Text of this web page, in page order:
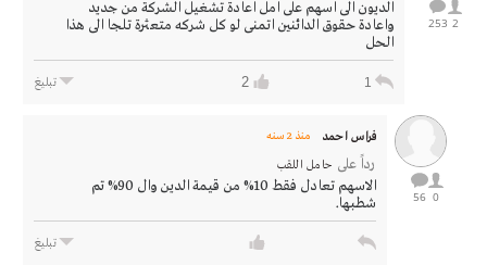
2
253
الديون الى اسهم على امل اعادة تشغيل الشركة من جديد
واعادة حقوق الدائنين اتمنى لو كل شركه متعثرة تلجا الى هذا
الحل
1
2 تبليغ
0
56
فراس احمد منذ 2 سنه
رداً على حامل اللقب
الاسهم تعادل فقط 10% من قيمة الدين وال 90% تم
شطبها.
تبليغ